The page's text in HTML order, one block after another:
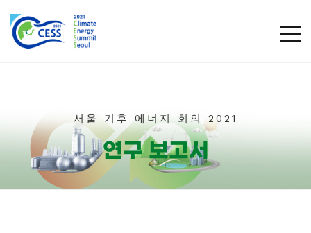
서울 기후 에너지 회의 2021​
연구 보고서